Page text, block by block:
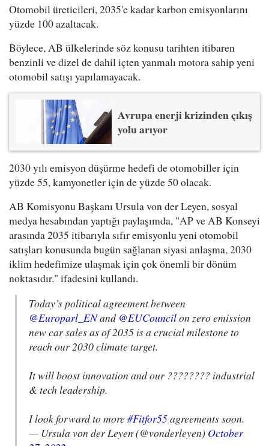
Otomobil üreticileri, 2035'e kadar karbon emisyonlarını
yüzde 100 azaltacak.
Böylece, AB ülkelerinde söz konusu tarihten itibaren
benzinli ve dizel de dahil içten yanmalı motora sahip yeni
otomobil satışı yapılamayacak.
Avrupa enerji krizinden çıkış
yolu arıyor
2030 yılı emisyon düşürme hedefi de otomobiller için
yüzde 55, kamyonetler için de yüzde 50 olacak.
AB Komisyonu Başkanı Ursula von der Leyen, sosyal
medya hesabından yaptığı paylaşımda, "AP ve AB Konseyi
arasında 2035 itibarıyla sıfır emisyonlu yeni otomobil
satışları konusunda bugün sağlanan siyasi anlaşma, 2030
iklim hedefimize ulaşmak için çok önemli bir dönüm
noktasıdır." ifadesini kullandı.
Today’s political agreement between
@Europarl_ENand @EUCouncilon zero emission
new car sales as of 2035 is a crucial milestone to
reach our 2030 climate target.
It will boost innovation and our ???????? industrial
& tech leadership.
I look forward to more#Fitfor55agreements soon.
— Ursula von der Leyen (@vonderleyen) October